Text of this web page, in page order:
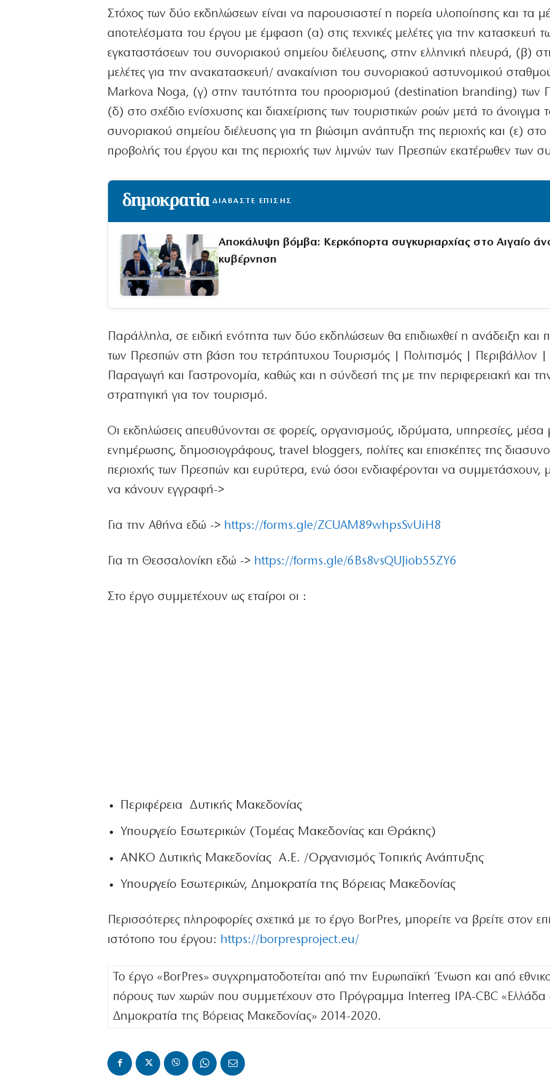
Στόχος των δύο εκδηλώσεων είναι να παρουσιαστεί η πορεία υλοποίησης και τα
αποτελέσματα του έργου με έμφαση (α) στις τεχνικές μελέτες για την κατασκευή
εγκαταστάσεων του συνοριακού σημείου διέλευσης, στην ελληνική πλευρά, (β)
μελέτες για την ανακατασκευή/ ανακαίνιση του συνοριακού αστυνομικού
Markova Noga, (γ) στην ταυτότητα του προορισμού (destination branding) των
(δ) στο σχέδιο ενίσχυσης και διαχείρισης των τουριστικών ροών μετά το άνοιγμα
συνοριακού σημείου διέλευσης για τη βιώσιμη ανάπτυξη της περιοχής και (ε) στο
προβολής του έργου και της περιοχής των λιμνών των Πρεσπών εκατέρωθεν των
ΔΙΑΒΑΣΤΕ ΕΠΙΣΗΣ
Αποκάλυψη βόμβα: Κερκόπορτα συγκυριαρχίας στο Αιγαίο
κυβέρνηση
Παράλληλα, σε ειδική ενότητα των δύο εκδηλώσεων θα επιδιωχθεί η ανάδειξη και
των Πρεσπών στη βάση του τετράπτυχου Τουρισμός | Πολιτισμός | Περιβάλλον |
Παραγωγή και Γαστρονομία, καθώς και η σύνδεσή της με την περιφερειακή και
στρατηγική για τον τουρισμό.
Οι εκδηλώσεις απευθύνονται σε φορείς, οργανισμούς, ιδρύματα, υπηρεσίες, μέσα
ενημέρωσης, δημοσιογράφους, travel bloggers, πολίτες και επισκέπτες της
περιοχής των Πρεσπών και ευρύτερα, ενώ όσοι ενδιαφέρονται να συμμετάσχουν,
να κάνουν εγγραφή->
Για την Αθήνα εδώ -> https://forms.gle/ZCUAM89whpsSvUiH8
Για τη Θεσσαλονίκη εδώ -> https://forms.gle/6Bs8vsQUJiob55ZY6
Στο έργο συμμετέχουν ως εταίροι οι :
Περιφέρεια Δυτικής Μακεδονίας
Υπουργείο Εσωτερικών (Τομέας Μακεδονίας και Θράκης)
ANKO Δυτικής Μακεδονίας Α.Ε. /Οργανισμός Τοπικής Ανάπτυξης
Υπουργείο Εσωτερικών, Δημοκρατία της Βόρειας Μακεδονίας
Περισσότερες πληροφορίες σχετικά με το έργο BorPres, μπορείτε να βρείτε στον
ιστότοπο του έργου: https://borpresproject.eu/
Το έργο «BorPres» συγχρηματοδοτείται από την Ευρωπαϊκή Ένωση και από
πόρους των χωρών που συμμετέχουν στο Πρόγραμμα Interreg IPA-CBC «Ελλάδα
Δημοκρατία της Βόρειας Μακεδονίας» 2014-2020.